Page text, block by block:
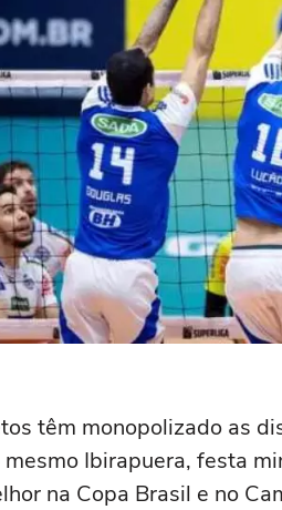
têm monopolizado as
Ibirapuera, festa
na Copa Brasil e no